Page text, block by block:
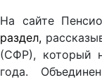
На сайте
раздел,
(СФР), который
года.